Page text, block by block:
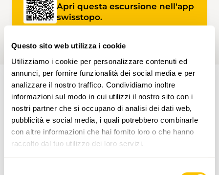
Questo sito web utilizza i cookie
Utilizziamo i cookie per personalizzare contenuti ed
annunci, per fornire funzionalità dei social media e per
analizzare il nostro traffico. Condividiamo inoltre
informazioni sul modo in cui utilizzi il nostro sito con i
nostri partner che si occupano di analisi dei dati web,
pubblicità e social media, i quali potrebbero combinarle
con altre informazioni che hai fornito loro o che hanno
raccolto dal tuo utilizzo dei loro servizi.
Apri questa escursione nell'app
swisstopo.
PERCORSO DELL'ESCURSIONE